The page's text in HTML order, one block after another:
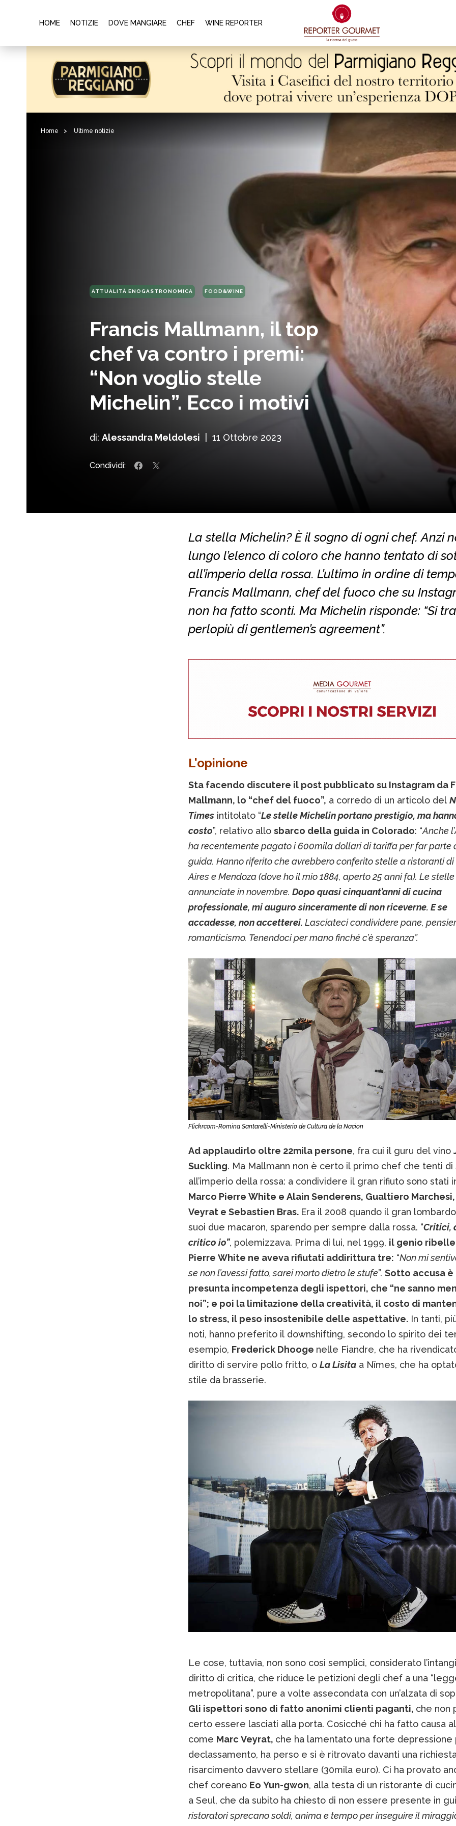
HOME NOTIZIE DOVE MANGIARE CHEF WINE REPORTER
Home > Ultime notizie
ATTUALITÀ ENOGASTRONOMICA FOOD&WINE
Francis Mallmann, il top
chef va contro i premi:
“Non voglio stelle
Michelin”. Ecco i motivi
di: Alessandra Meldolesi 11 Ottobre 2023
Condividi:
La stella Michelin? È il sogno di ogni chef. Anzi
lungo l’elenco di coloro che hanno tentato di
all’imperio della rossa. L’ultimo in ordine di
Francis Mallmann, chef del fuoco che su
non ha fatto sconti. Ma Michelin risponde: “Si
perlopiù di gentlemen’s agreement”.
L'opinione
Sta facendo discutere il post pubblicato su Instagram da
Mallmann, lo “chef del fuoco”, a corredo di un articolo del
Timesintitolato “Le stelle Michelin portano prestigio, ma
costo”, relativo allo sbarco della guida in Colorado: “Anche
ha recentemente pagato i 600mila dollari di tariffa per far parte
guida. Hanno riferito che avrebbero conferito stelle a ristoranti di
Aires e Mendoza (dove ho il mio 1884, aperto 25 anni fa). Le
annunciate in novembre. Dopo quasi cinquant’anni di cucina
professionale, mi auguro sinceramente di non riceverne. E se
accadesse, non accetterei. Lasciateci condividere pane,
romanticismo. Tenendoci per mano finché c’è speranza”.
Flickrcom-Romina Santarelli-Ministerio de Cultura de la Nacion
Ad applaudirlo oltre 22mila persone, fra cui il guru del vino
Suckling. Ma Mallmann non è certo il primo chef che tenti di
all’imperio della rossa: a condividere il gran rifiuto sono stati
Marco Pierre White e Alain Senderens, Gualtiero
Veyrat e Sebastien Bras. Era il 2008 quando il gran
suoi due macaron, sparendo per sempre dalla rossa. “Critici,
critico io”, polemizzava. Prima di lui, nel 1999, il genio
Pierre White ne aveva rifiutati addirittura tre: “Non mi
se non l’avessi fatto, sarei morto dietro le stufe”. Sotto accusa è
presunta incompetenza degli ispettori, che “ne sanno
noi”; e poi la limitazione della creatività, il costo di
lo stress, il peso insostenibile delle aspettative.In tanti,
noti, hanno preferito il downshifting, secondo lo spirito dei
esempio, Frederick Dhooge nelle Fiandre, che ha
diritto di servire pollo fritto, o La Lisitaa Nîmes, che ha
stile da brasserie.
Le cose, tuttavia, non sono così semplici, considerato
diritto di critica, che riduce le petizioni degli chef a una
metropolitana”, pure a volte assecondata con un’alzata di
Gli ispettori sono di fatto anonimi clienti paganti, che non
certo essere lasciati alla porta. Cosicché chi ha fatto causa
come Marc Veyrat, che ha lamentato una forte depressione
declassamento, ha perso e si è ritrovato davanti una
risarcimento davvero stellare (30mila euro). Ci ha provato
chef coreano Eo Yun-gwon, alla testa di un ristorante di
a Seul, che da subito ha chiesto di non essere presente in
ristoratori sprecano soldi, anima e tempo per inseguire il